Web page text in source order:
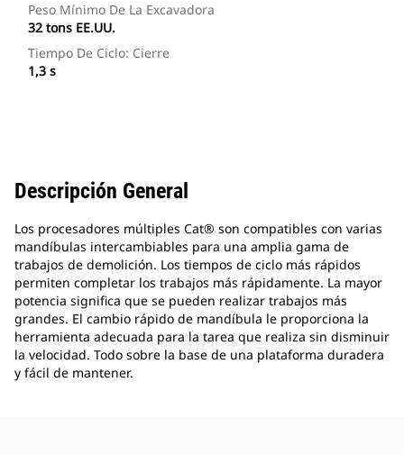
Peso Mínimo De La Excavadora
32 tons EE.UU.
Tiempo De Ciclo: Cierre
1,3 s
Descripción General
Los procesadores múltiples Cat® son compatibles con varias
mandíbulas intercambiables para una amplia gama de
trabajos de demolición. Los tiempos de ciclo más rápidos
permiten completar los trabajos más rápidamente. La mayor
potencia significa que se pueden realizar trabajos más
grandes. El cambio rápido de mandíbula le proporciona la
herramienta adecuada para la tarea que realiza sin disminuir
la velocidad. Todo sobre la base de una plataforma duradera
y fácil de mantener.